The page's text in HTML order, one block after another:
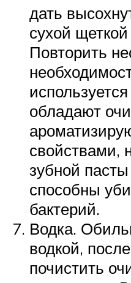
дать
сухой
Повторить
обладают
свойствами,
зубной
способны
бактерий.
Водка.
водкой,
почистить